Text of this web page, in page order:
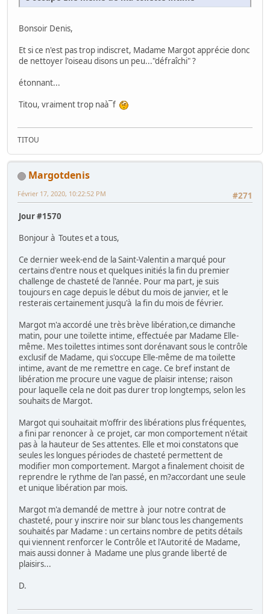
Bonsoir Denis,
Et si ce n'est pas trop indiscret, Madame Margot apprécie donc
de nettoyer l'oiseau disons un peu..."défraîchi" ?
étonnant...
Titou, vraiment trop naà¯f
TITOU
Margotdenis
#271
Février 17, 2020, 10:22:52 PM
Jour #1570
Bonjour à Toutes et a tous,
Ce dernier week-end de la Saint-Valentin a marqué pour
certains d'entre nous et quelques initiés la fin du premier
challenge de chasteté de l'année. Pour ma part, je suis
toujours en cage depuis le début du mois de janvier, et le
resterais certainement jusqu'à la fin du mois de février.
Margot m'a accordé une très brève libération,ce dimanche
matin, pour une toilette intime, effectuée par Madame Elle-
même. Mes toilettes intimes sont dorénavant sous le contrôle
exclusif de Madame, qui s'occupe Elle-même de ma toilette
intime, avant de me remettre en cage. Ce bref instant de
libération me procure une vague de plaisir intense; raison
pour laquelle cela ne doit pas durer trop longtemps, selon les
souhaits de Margot.
Margot qui souhaitait m'offrir des libérations plus fréquentes,
a fini par renoncer à ce projet, car mon comportement n'était
pas à la hauteur de Ses attentes. Elle et moi constatons que
seules les longues périodes de chasteté permettent de
modifier mon comportement. Margot a finalement choisit de
reprendre le rythme de l'an passé, en m?accordant une seule
et unique libération par mois.
Margot m'a demandé de mettre à jour notre contrat de
chasteté, pour y inscrire noir sur blanc tous les changements
souhaités par Madame : un certains nombre de petits détails
qui viennent renforcer le Contrôle et l'Autorité de Madame,
mais aussi donner à Madame une plus grande liberté de
plaisirs...
D.